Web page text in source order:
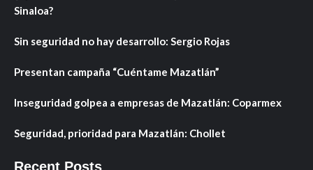
Sinaloa?
Sin seguridad no hay desarrollo: Sergio Rojas
Presentan campaña “Cuéntame Mazatlán”
Inseguridad golpea a empresas de Mazatlán: Coparmex
Seguridad, prioridad para Mazatlán: Chollet
Recent Posts